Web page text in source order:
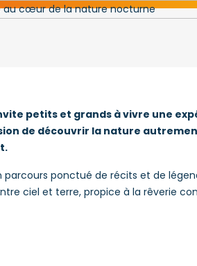
petits et grands à vivre une
de découvrir la nature
ponctué de récits et de
ciel et terre, propice à la rêverie